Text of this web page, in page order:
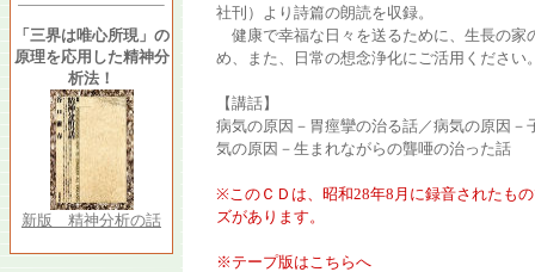
「三界は唯心所現」の
原理を応用した精神分
析法！
新版 精神分析の話
社刊）より詩篇の朗読を収録。
健康で幸福な日々を送るために、生長の家
め、また、日常の想念浄化にご活用ください
【講話】
病気の原因－胃痙攣の治る話／病気の原因
気の原因－生まれながらの聾唖の治った話
※このＣＤは、昭和28年8月に録音されたも
ズがあります。
※テープ版はこちらへ